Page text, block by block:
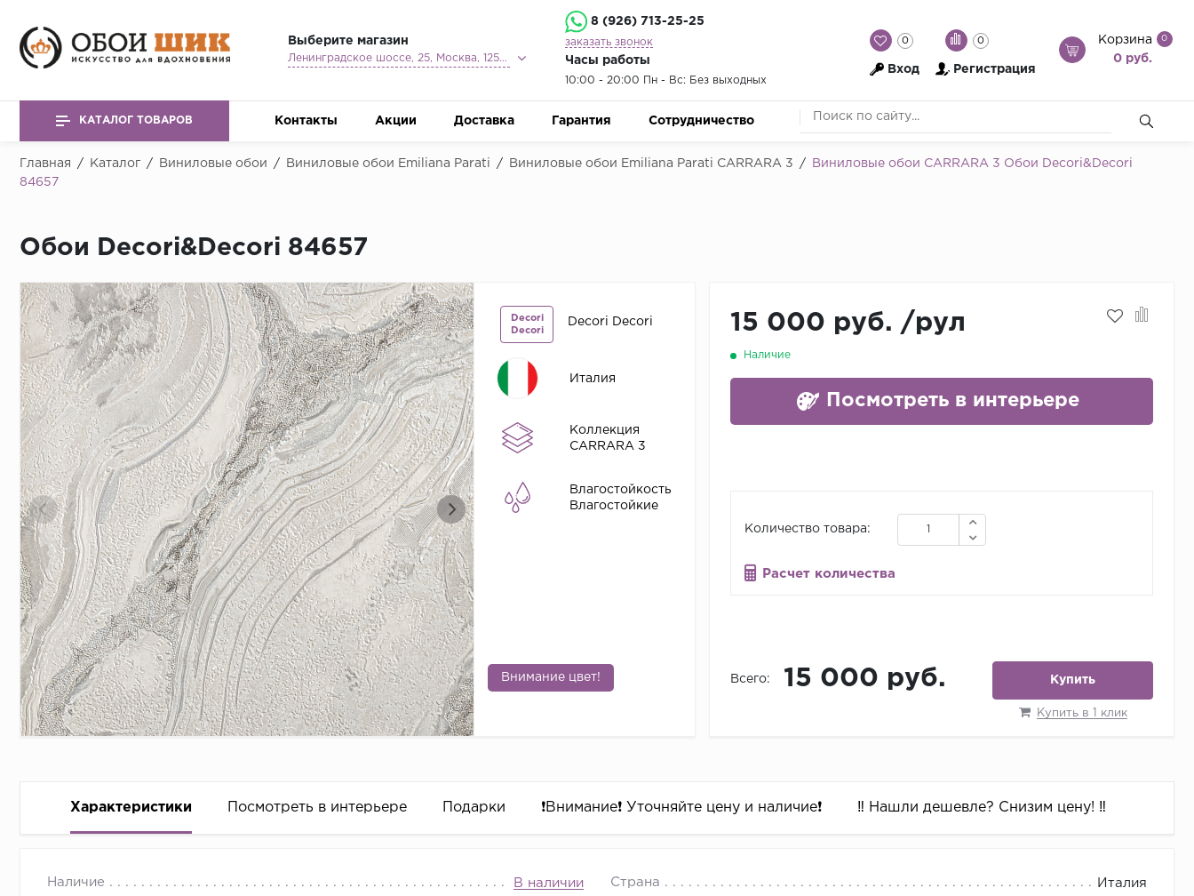
Выберите магазин
Ленинградское шоссе, 25, Москва, 125212
8 (926) 713-25-25
заказать звонок
Часы работы
10:00 - 20:00 Пн - Вс: Без выходных
0 0
Вход Регистрация
Корзина 0
0 руб.
КАТАЛОГ ТОВАРОВ Контакты Акции Доставка Гарантия Сотрудничество
Главная / Каталог / Виниловые обои / Виниловые обои Emiliana Parati / Виниловые обои Emiliana Parati CARRARA 3 /
Виниловые обои CARRARA 3 Обои Decori&Decori
84657
Обои Decori&Decori 84657
Decori
Decori
Decori Decori
Италия
Коллекция
CARRARA 3
Влагостойкость
Влагостойкие
Внимание цвет!
15 000 руб. /рул
Наличие
Посмотреть в интерьере
Количество товара:
Расчет количества
Всего: 15 000 руб. Купить
Купить в 1 клик
Характеристики Посмотреть в интерьере Подарки ❗️Внимание❗️ Уточняйте цену и наличие❗️ ‼️ Нашли дешевле? Снизим цену! ‼️
Наличие В наличии Страна Италия